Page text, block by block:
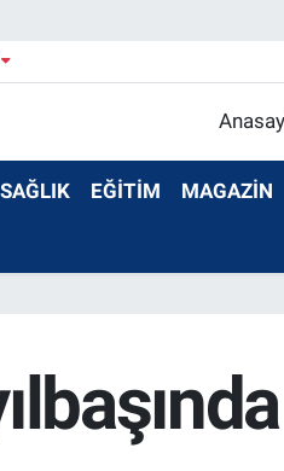
SAĞLIK EĞİTİM MAGAZİN